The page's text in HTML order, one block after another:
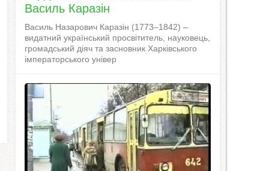
Василь Каразін
Василь Назарович Каразін (1773–1842) –
видатний український просвітитель, науковець,
громадський діяч та засновник Харківського
імператорського універ